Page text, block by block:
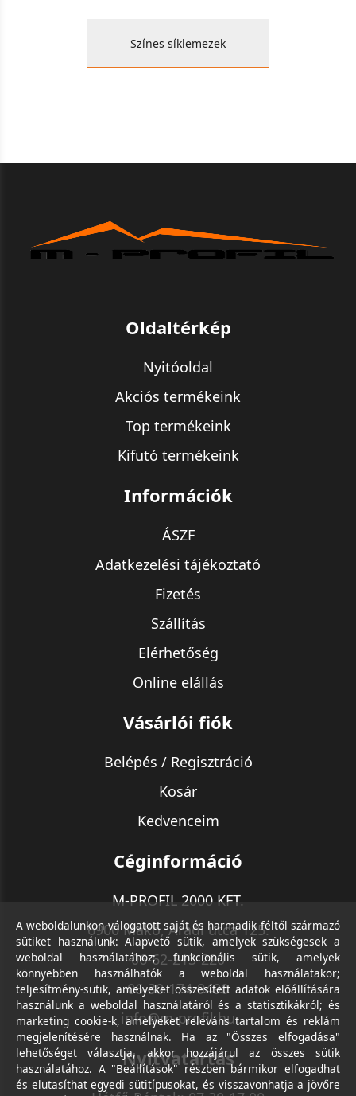
Színes síklemezek
Oldaltérkép
Nyitóoldal
Akciós termékeink
Top termékeink
Kifutó termékeink
Információk
ÁSZF
Adatkezelési tájékoztató
Fizetés
Szállítás
Elérhetőség
Online elállás
Vásárlói fiók
Belépés / Regisztráció
Kosár
Kedvenceim
Céginformáció
M-PROFIL 2000 KFT.
6900 Makó, Aradi utca 125.
06-62-213-220
06-30-174-9490
info@m-profil.hu
Nyitvatartás
A weboldalunkon válogatott saját és harmadik féltől származó
sütiket használunk: Alapvető sütik, amelyek szükségesek a
weboldal használatához; funkcionális sütik, amelyek
könnyebben használhatók a weboldal használatakor;
teljesítmény-sütik, amelyeket összesített adatok előállítására
használunk a weboldal használatáról és a statisztikákról; és
marketing cookie-k, amelyeket releváns tartalom és reklám
megjelenítésére használnak. Ha az "Összes elfogadása"
lehetőséget választja, akkor hozzájárul az összes sütik
használatához. A "Beállítások" részben bármikor elfogadhat
és elutasíthat egyedi sütitípusokat, és visszavonhatja a jövőre